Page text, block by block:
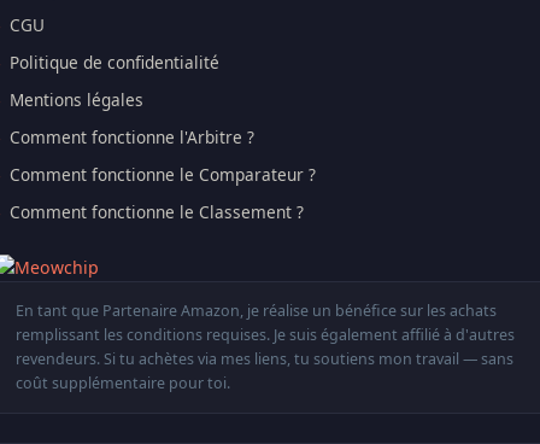
CGU
Politique de confidentialité
Mentions légales
Comment fonctionne l'Arbitre ?
Comment fonctionne le Comparateur ?
Comment fonctionne le Classement ?
En tant que Partenaire Amazon, je réalise un bénéfice sur les achats
remplissant les conditions requises. Je suis également affilié à d'autres
revendeurs. Si tu achètes via mes liens, tu soutiens mon travail — sans
coût supplémentaire pour toi.